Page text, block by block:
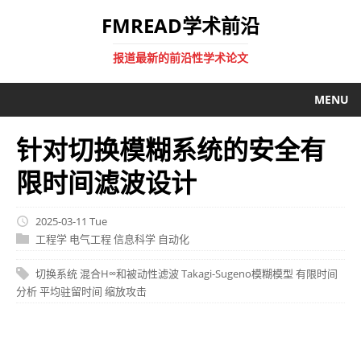
FMREAD学术前沿
报道最新的前沿性学术论文
MENU
针对切换模糊系统的安全有
限时间滤波设计
2025-03-11 Tue
工程学 电气工程信息科学 自动化
切换系统混合H∞和被动性滤波Takagi-Sugeno模糊模型 有限时间
分析平均驻留时间 缩放攻击